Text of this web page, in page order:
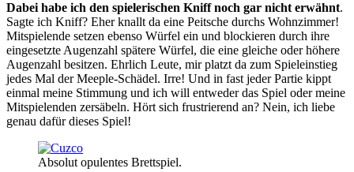
Dabei habe ich den spielerischen Kniff noch gar nicht erwähnt.
Sagte ich Kniff? Eher knallt da eine Peitsche durchs Wohnzimmer!
Mitspielende setzen ebenso Würfel ein und blockieren durch ihre
eingesetzte Augenzahl spätere Würfel, die eine gleiche oder höhere
Augenzahl besitzen. Ehrlich Leute, mir platzt da zum Spieleinstieg
jedes Mal der Meeple-Schädel. Irre! Und in fast jeder Partie kippt
einmal meine Stimmung und ich will entweder das Spiel oder meine
Mitspielenden zersäbeln. Hört sich frustrierend an? Nein, ich liebe
genau dafür dieses Spiel!
Absolut opulentes Brettspiel.